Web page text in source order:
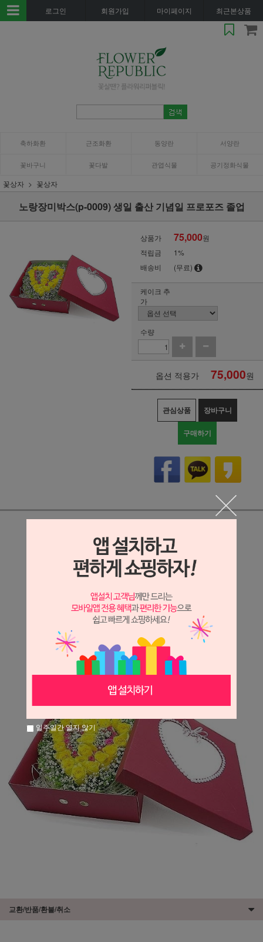
로그인 회원가입 마이페이지 최근본상품
축하화환 근조화환 동양란 서양란
꽃바구니 꽃다발 관엽식물 공기정화식물
꽃상자 꽃상자
노랑장미박스(p-0009) 생일 출산 기념일 프로포즈 졸업
상품가 75,000원
적립금
1%
배송비
(무료)
케이크 추
가
수량
옵션 적용가 75,000원
관심상품 장바구니
구매하기
상세정보 새창 열기
상세 정보를 확대해 보실 수 있습니다.
※ 필독해주세요 ※
장미는 시세 변동에 따라 가격이 달라질 수 있으니
교환/반품/환불/취소
일주일간 열지 않기